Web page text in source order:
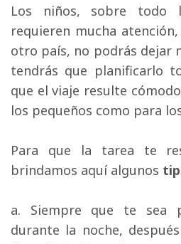
Los niños, sobre todo
requieren mucha
otro país, no podrás dejar
tendrás que planificarlo
que el viaje resulte
los pequeños como para
Para que la tarea te
brindamos aquí algunos
a. Siempre que te sea
durante la noche,